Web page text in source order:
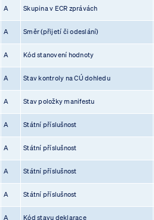
A Skupina v ECR zprávách
A Směr (přijetí či odeslání)
A Kód stanovení hodnoty
A Stav kontroly na CÚ dohledu
A Stav položky manifestu
A Státní příslušnost
A Státní příslušnost
A Státní příslušnost
A Státní příslušnost
A Kód stavu deklarace